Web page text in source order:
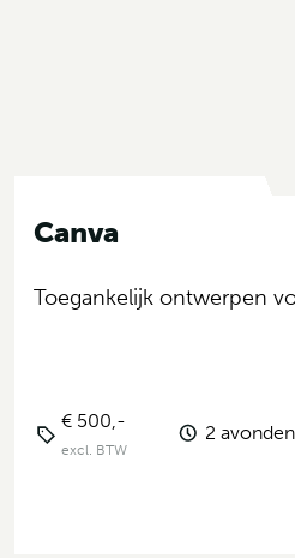
Canva
Toegankelijk ontwerpen
€ 500,-
excl. BTW
2 avonden